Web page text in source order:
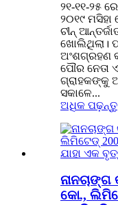
୨୧-୧୧-୨୫
୨୦୧୯ ମସିହା
ଚୀନ୍
ଖୋଲିଥିଲା।
ଅଂଶଗ୍ରହଣ
ପୌର ନେତା
ଗ୍ରାହକଙ୍କୁ
ସକାଳେ...
ଅଧିକ ପଢ଼ନ୍ତୁ
କୋ.,